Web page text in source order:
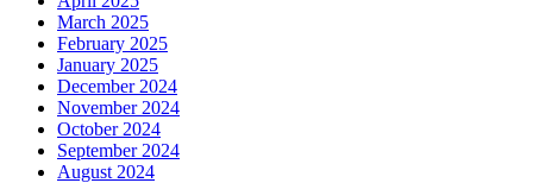
March 2025
February 2025
January 2025
December 2024
November 2024
October 2024
September 2024
August 2024